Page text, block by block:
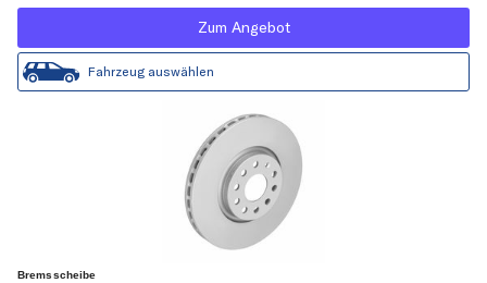
Zum Angebot
Fahrzeug auswählen
Bremsscheibe